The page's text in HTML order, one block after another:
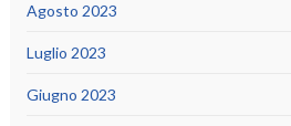
Agosto 2023
Luglio 2023
Giugno 2023